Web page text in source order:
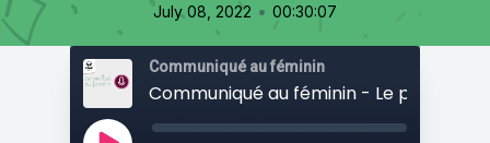
July 08, 2022 • 00:30:07
Communiqué au féminin